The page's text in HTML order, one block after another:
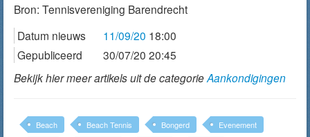
Bron: Tennisvereniging Barendrecht
Datum nieuws
11/09/20 18:00
Gepubliceerd
30/07/20 20:45
Bekijk hier meer artikels uit de categorieAankondigingen
Beach Beach Tennis Bongerd
Evenement